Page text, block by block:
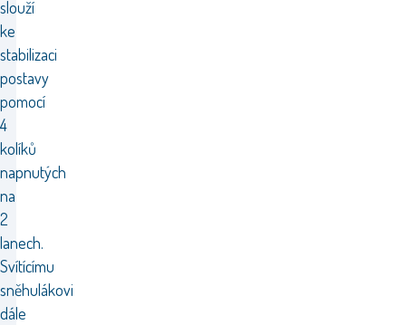
slouží
ke
stabilizaci
postavy
pomocí
4
kolíků
napnutých
na
2
lanech.
Svítícímu
sněhulákovi
dále